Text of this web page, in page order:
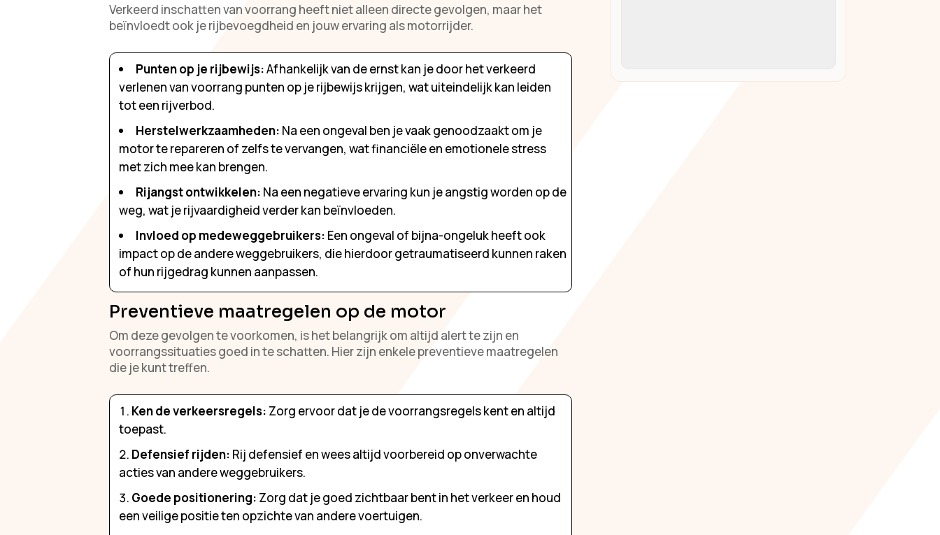
Verkeerd inschatten van voorrang heeft niet alleen directe gevolgen, maar het
beïnvloedt ook je rijbevoegdheid en jouw ervaring als motorrijder.
Punten op je rijbewijs:Afhankelijk van de ernst kan je door het verkeerd
verlenen van voorrang punten op je rijbewijs krijgen, wat uiteindelijk kan leiden
tot een rijverbod.
Herstelwerkzaamheden: Na een ongeval ben je vaak genoodzaakt om je
motor te repareren of zelfs te vervangen, wat financiële en emotionele stress
met zich mee kan brengen.
Rijangst ontwikkelen: Na een negatieve ervaring kun je angstig worden op de
weg, wat je rijvaardigheid verder kan beïnvloeden.
Invloed op medeweggebruikers: Een ongeval of bijna-ongeluk heeft ook
impact op de andere weggebruikers, die hierdoor getraumatiseerd kunnen raken
of hun rijgedrag kunnen aanpassen.
Preventieve maatregelen op de motor
Om deze gevolgen te voorkomen, is het belangrijk om altijd alert te zijn en
voorrangssituaties goed in te schatten. Hier zijn enkele preventieve maatregelen
die je kunt treffen.
Ken de verkeersregels: Zorg ervoor dat je de voorrangsregels kent en altijd
toepast.
Defensief rijden: Rij defensief en wees altijd voorbereid op onverwachte
acties van andere weggebruikers.
Goede positionering: Zorg dat je goed zichtbaar bent in het verkeer en houd
een veilige positie ten opzichte van andere voertuigen.